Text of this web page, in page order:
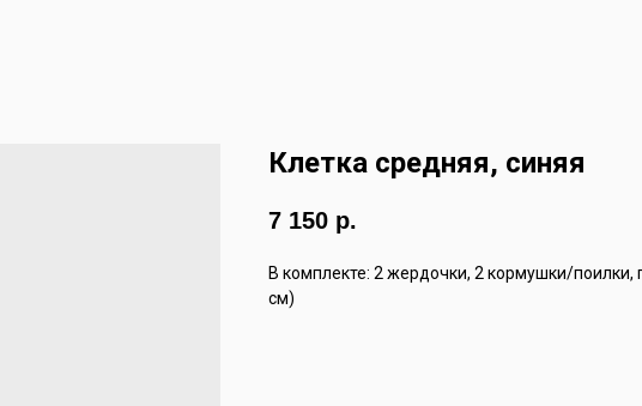
Клетка средняя, синяя
7 150 р.
В комплекте: 2 жердочки, 2 кормушки/
см)